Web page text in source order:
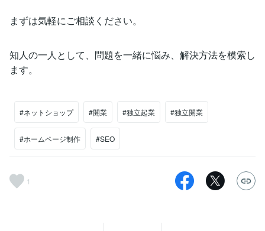
まずは気軽にご相談ください。
知人の一人として、問題を一緒に悩み、解決方法を模索し
ます。
#ネットショップ #開業 #独立起業 #独立開業
#ホームページ制作 #SEO
1